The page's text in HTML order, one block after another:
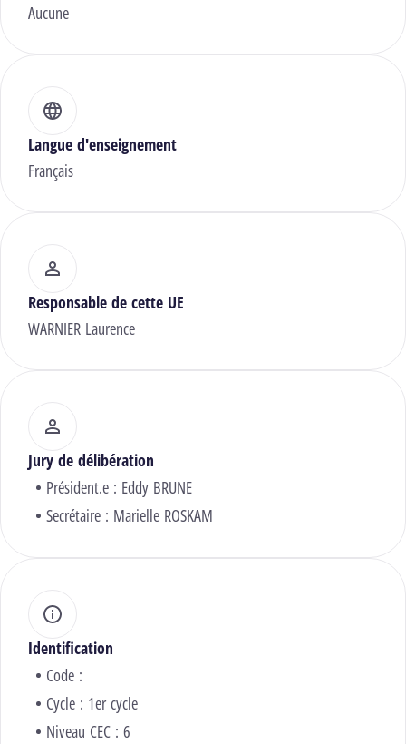
Aucune
Langue d'enseignement
Français
Responsable de cette UE
WARNIER Laurence
Jury de délibération
Président.e : Eddy BRUNE
Secrétaire : Marielle ROSKAM
Identification
Code :
Cycle : 1er cycle
Niveau CEC : 6